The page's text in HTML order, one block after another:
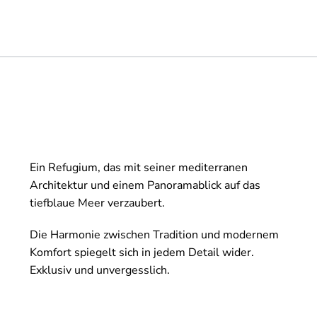
Ein Refugium, das mit seiner mediterranen
Architektur und einem Panoramablick auf das
tiefblaue Meer verzaubert.
Die Harmonie zwischen Tradition und modernem
Komfort spiegelt sich in jedem Detail wider.
Exklusiv und unvergesslich.